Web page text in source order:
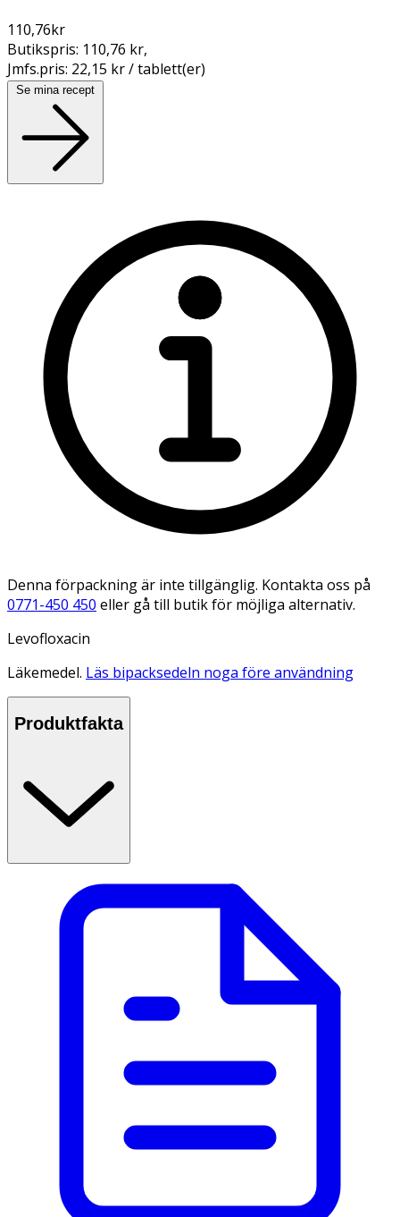
110,76kr
Butikspris: 110,76 kr,
Jmfs.pris: 22,15 kr / tablett(er)
Se mina recept
Denna förpackning är inte tillgänglig. Kontakta oss på
0771-450 450 eller gå till butik för möjliga alternativ.
Levofloxacin
Läkemedel. Läs bipacksedeln noga före användning
Produktfakta